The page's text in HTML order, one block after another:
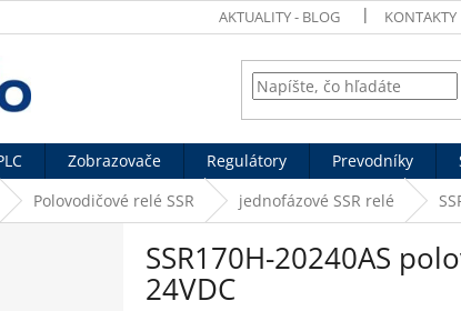
AKTUALITY - BLOG KONTAKTY
Zobrazovače Regulátory Prevodníky
Polovodičové relé SSR jednofázové SSR relé
SSR170H-20240AS
24VDC